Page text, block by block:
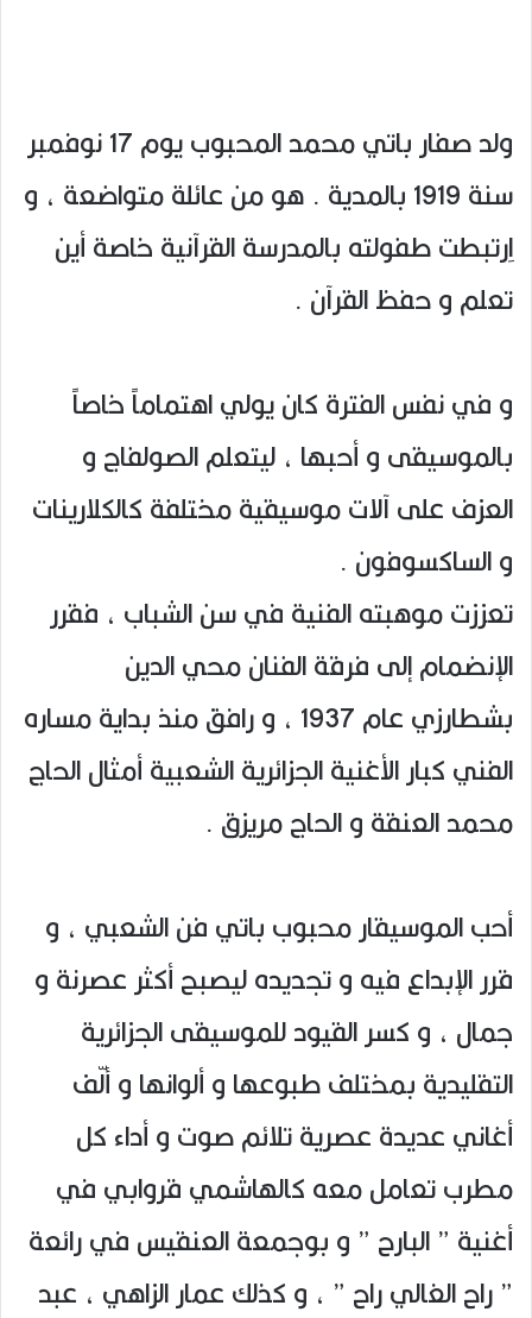
ولد صفار باتي محمد المحبوب يوم 17 نوفمبر
سنة 1919 بالمدية . هو من عائلة متواضعة ، و
اِرتبطت طفولته بالمدرسة القرآنية خاصة أين
تعلم و حفظ القرآن .
و في نفس الفترة كان يولي اهتماماً خاصاً
بالموسيقى و أحبها ، ليتعلم الصولفاج و
العزف على آلات موسيقية مختلفة كالكلارينات
و الساكسوفون .
تعززت موهبته الفنية في سن الشباب ، فقرر
الإنضمام إلى فرقة الفنان محي الدين
بشطارزي عام 1937 ، و رافق منذ بداية مساره
الفني كبار الأغنية الجزائرية الشعبية أمثال الحاج
محمد العنقة و الحاج مريزق .
أحب الموسيقار محبوب باتي فن الشعبي ، و
قرر الإبداع فيه و تجديده ليصبح أكثر عصرنة و
جمال ، و كسر القيود للموسيقى الجزائرية
التقليدية بمختلف طبوعها و ألوانها و ألّف
أغاني عديدة عصرية تلائم صوت و أداء كل
مطرب تعامل معه كالهاشمي قروابي في
أغنية ” البارح ” و بوجمعة العنقيس في رائعة
” راح الغالي راح ” ، و كذلك عمار الزاهي ، عبد